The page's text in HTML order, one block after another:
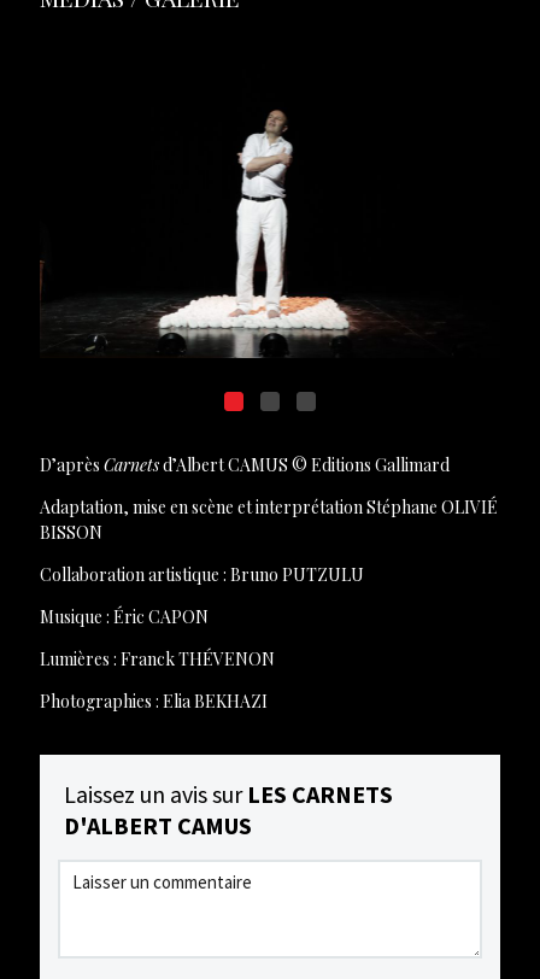
D’après Carnetsd’Albert CAMUS © Editions Gallimard
Adaptation, mise en scène et interprétation Stéphane OLIVIÉ
BISSON
Collaboration artistique : Bruno PUTZULU
Musique : Éric CAPON
Lumières : Franck THÉVENON
Photographies : Elia BEKHAZI